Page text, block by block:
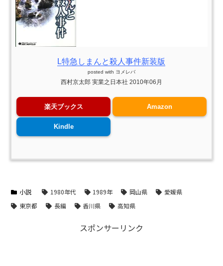
L特急しまんと殺人事件新装版
posted with ヨメレバ
西村京太郎 実業之日本社 2010年06月
楽天ブックス Amazon
Kindle
小説 1980年代 1989年 岡山県
愛媛県
東京都
長編 香川県 高知県
スポンサーリンク